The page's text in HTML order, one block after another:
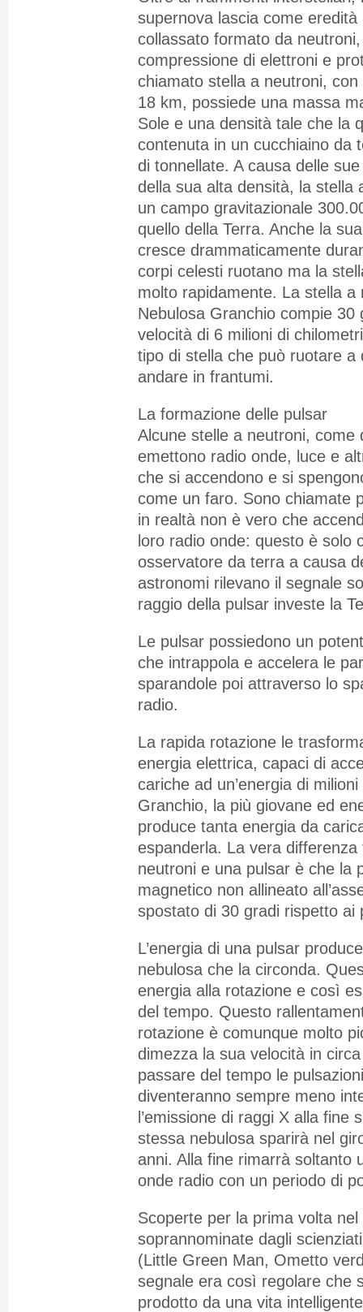
supernova lascia come
collassato formato da
compressione di elettroni e
chiamato stella a neutroni,
18 km, possiede una massa
Sole e una densità tale che la
contenuta in un cucchiaino da
di tonnellate. A causa delle
della sua alta densità, la stella
un campo gravitazionale
quello della Terra. Anche la
cresce drammaticamente
corpi celesti ruotano ma la
molto rapidamente. La stella a
Nebulosa Granchio compie 30
velocità di 6 milioni di
tipo di stella che può ruotare a
andare in frantumi.
La formazione delle pulsar
Alcune stelle a neutroni, come
emettono radio onde, luce e
che si accendono e si
come un faro. Sono chiamate
in realtà non è vero che
loro radio onde: questo è solo
osservatore da terra a causa
astronomi rilevano il segnale
raggio della pulsar investe la
Le pulsar possiedono un
che intrappola e accelera le
sparandole poi attraverso lo
radio.
La rapida rotazione le
energia elettrica, capaci di
cariche ad un’energia di
Granchio, la più giovane ed
produce tanta energia da
espanderla. La vera
neutroni e una pulsar è che la
magnetico non allineato
spostato di 30 gradi rispetto ai
L’energia di una pulsar
nebulosa che la circonda.
energia alla rotazione e così
del tempo. Questo
rotazione è comunque molto
dimezza la sua velocità in
passare del tempo le
diventeranno sempre meno
l’emissione di raggi X alla fine
stessa nebulosa sparirà nel
anni. Alla fine rimarrà soltanto
onde radio con un periodo di
Scoperte per la prima volta
soprannominate dagli
(Little Green Man, Ometto
segnale era così regolare che
prodotto da una vita